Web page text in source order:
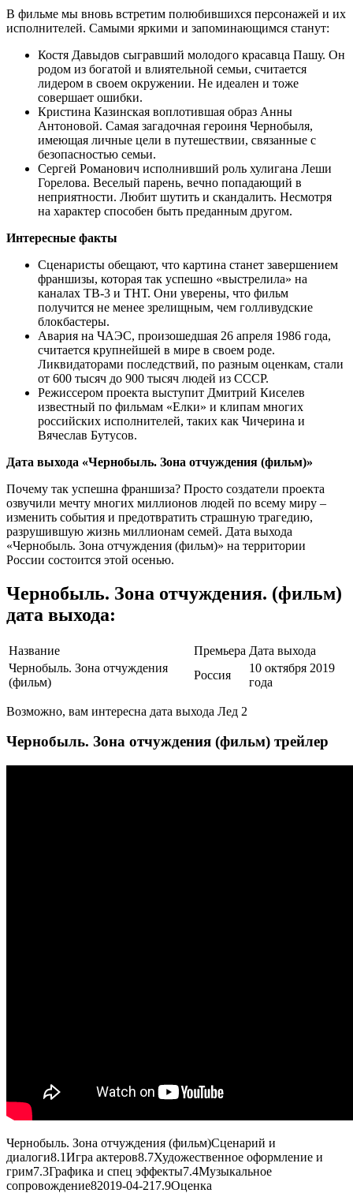
В фильме мы вновь встретим полюбившихся персонажей и их
исполнителей. Самыми яркими и запоминающимся станут:
Костя Давыдов сыгравший молодого красавца Пашу. Он
родом из богатой и влиятельной семьи, считается
лидером в своем окружении. Не идеален и тоже
совершает ошибки.
Кристина Казинская воплотившая образ Анны
Антоновой. Самая загадочная героиня Чернобыля,
имеющая личные цели в путешествии, связанные с
безопасностью семьи.
Сергей Романович исполнивший роль хулигана Леши
Горелова. Веселый парень, вечно попадающий в
неприятности. Любит шутить и скандалить. Несмотря
на характер способен быть преданным другом.
Интересные факты
Сценаристы обещают, что картина станет завершением
франшизы, которая так успешно «выстрелила» на
каналах ТВ-3 и ТНТ. Они уверены, что фильм
получится не менее зрелищным, чем голливудские
блокбастеры.
Авария на ЧАЭС, произошедшая 26 апреля 1986 года,
считается крупнейшей в мире в своем роде.
Ликвидаторами последствий, по разным оценкам, стали
от 600 тысяч до 900 тысяч людей из СССР.
Режиссером проекта выступит Дмитрий Киселев
известный по фильмам «Елки» и клипам многих
российских исполнителей, таких как Чичерина и
Вячеслав Бутусов.
Дата выхода «Чернобыль. Зона отчуждения (фильм)»
Почему так успешна франшиза? Просто создатели проекта
озвучили мечту многих миллионов людей по всему миру –
изменить события и предотвратить страшную трагедию,
разрушившую жизнь миллионам семей. Дата выхода
«Чернобыль. Зона отчуждения (фильм)» на территории
России состоится этой осенью.
Чернобыль. Зона отчуждения. (фильм)
дата выхода:
Название Премьера Дата выхода
Чернобыль. Зона отчуждения
(фильм)
Россия
10 октября 2019
года
Возможно, вам интересна дата выхода Лед 2
Чернобыль. Зона отчуждения (фильм) трейлер
Чернобыль. Зона отчуждения (фильм)Сценарий и
диалоги8.1Игра актеров8.7Художественное оформление и
грим7.3Графика и спец эффекты7.4Музыкальное
сопровождение82019-04-21 7.9Оценка